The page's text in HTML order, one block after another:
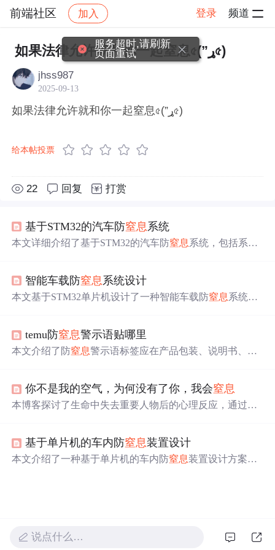
前端社区 加入 登录 频道
社区 前端社区 感慨 帖子详情
如果法律允许就和你一起窒息৫(”ړ৫)
jhss987
2025-09-13
如果法律允许就和你一起窒息৫(”ړ৫)
给本帖投票
22 回复 打赏
基于STM32的汽车防窒息系统
本文详细介绍了基于STM32的汽车防窒息系统，包括系统
度和人体红外信号，实现自动报警并发送短信通知家长。
智能车载防窒息系统设计
本文基于STM32单片机设计了一种智能车载防窒息系统，
取相应措施以确保乘客安全。
temu防窒息警示语贴哪里
本文介绍了防窒息警示语标签应在产品包装、说明书、销
使用的重要性。
你不是我的空气，为何没有了你，我会窒息
本博客探讨了生命中失去重要人物后的心理反应，通过细
生活的重新审视，最终寻求内心平静的主题。
基于单片机的车内防窒息装置设计
本文介绍了一种基于单片机的车内防窒息装置设计方案，
说点什么…
服务超时,请刷新
页面重试